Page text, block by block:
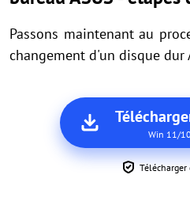
Passons maintenant au
changement d'un disque dur
Win 11/
Télécharger